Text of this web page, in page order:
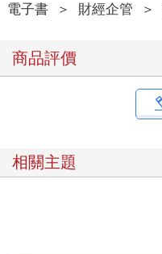
電子書 ＞ 財經企管 ＞
商品評價
相關主題